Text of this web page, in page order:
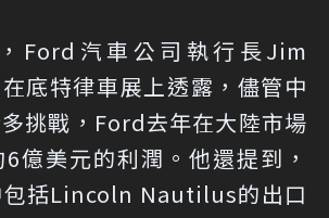
Ford汽車公司執行長Jim
底特律車展上透露，儘管中
挑戰，Ford去年在大陸市場
億美元的利潤。他還提到，
包括Lincoln Nautilus的出口